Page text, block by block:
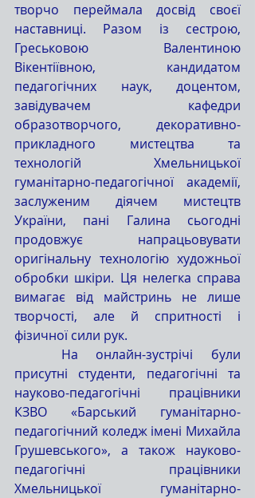
творчо переймала досвід своєї
наставниці. Разом із сестрою,
Греськовою Валентиною
Вікентіївною, кандидатом
педагогічних наук, доцентом,
завідувачем кафедри
образотворчого, декоративно-
прикладного мистецтва та
технологій Хмельницької
гуманітарно-педагогічної академії,
заслуженим діячем мистецтв
України, пані Галина сьогодні
продовжує напрацьовувати
оригінальну технологію художньої
обробки шкіри. Ця нелегка справа
вимагає від майстринь не лише
творчості, але й спритності і
фізичної сили рук.
На онлайн-зустрічі були
присутні студенти, педагогічні та
науково-педагогічні працівники
КЗВО «Барський гуманітарно-
педагогічний коледж імені Михайла
Грушевського», а також науково-
педагогічні працівники
Хмельницької гуманітарно-